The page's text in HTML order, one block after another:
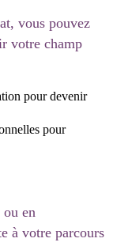
vous pouvez
votre champ
pour devenir
pour
en
à votre parcours